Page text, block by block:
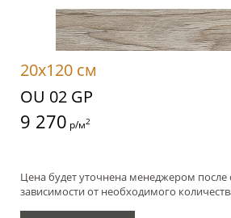
20x120 см
OU 02 GP
9 270 р/м2
Цена будет уточнена менеджером после
зависимости от необходимого